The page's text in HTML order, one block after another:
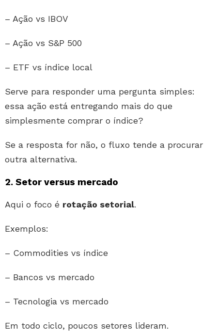
– Ação vs IBOV
– Ação vs S&P 500
– ETF vs índice local
Serve para responder uma pergunta simples:
essa ação está entregando mais do que
simplesmente comprar o índice?
Se a resposta for não, o fluxo tende a procurar
outra alternativa.
2. Setor versus mercado
Aqui o foco é rotação setorial.
Exemplos:
– Commodities vs índice
– Bancos vs mercado
– Tecnologia vs mercado
Em todo ciclo, poucos setores lideram.